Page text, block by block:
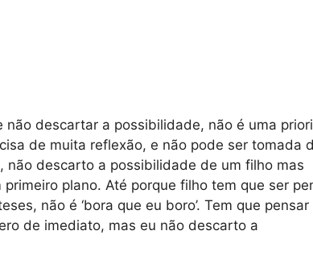
descartar a possibilidade, não é uma
de muita reflexão, e não pode ser tomada
não descarto a possibilidade de um filho mas
plano. Até porque filho tem que ser
não é ‘bora que eu boro’. Tem que pensar
de imediato, mas eu não descarto a